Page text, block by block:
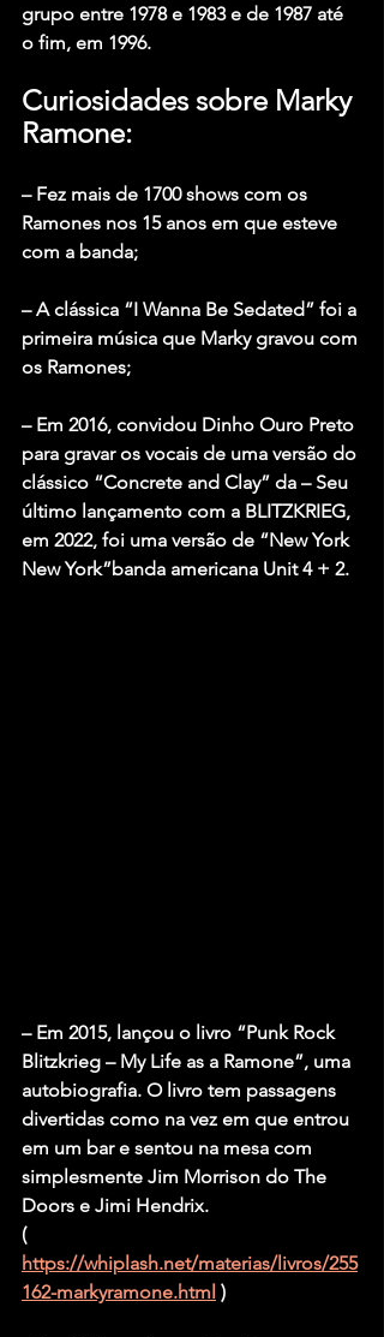
grupo entre 1978 e 1983 e de 1987 até
o fim, em 1996.
Curiosidades sobre Marky
Ramone:
– Fez mais de 1700 shows com os
Ramones nos 15 anos em que esteve
com a banda;
– A clássica “I Wanna Be Sedated” foi a
primeira música que Marky gravou com
os Ramones;
– Em 2016, convidou Dinho Ouro Preto
para gravar os vocais de uma versão do
clássico “Concrete and Clay” da – Seu
último lançamento com a BLITZKRIEG,
em 2022, foi uma versão de “New York
New York”banda americana Unit 4 + 2.
– Em 2015, lançou o livro “Punk Rock
Blitzkrieg – My Life as a Ramone”, uma
autobiografia. O livro tem passagens
divertidas como na vez em que entrou
em um bar e sentou na mesa com
simplesmente Jim Morrison do The
Doors e Jimi Hendrix.
(
https://whiplash.net/materias/livros/255
162-markyramone.html )